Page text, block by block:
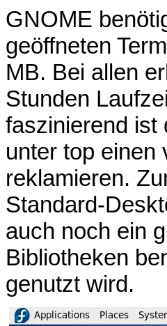
GNOME
geöffneten
MB. Bei allen
Stunden
faszinierend ist
unter top einen
reklamieren.
Standard-
auch noch ein
Bibliotheken
genutzt wird.